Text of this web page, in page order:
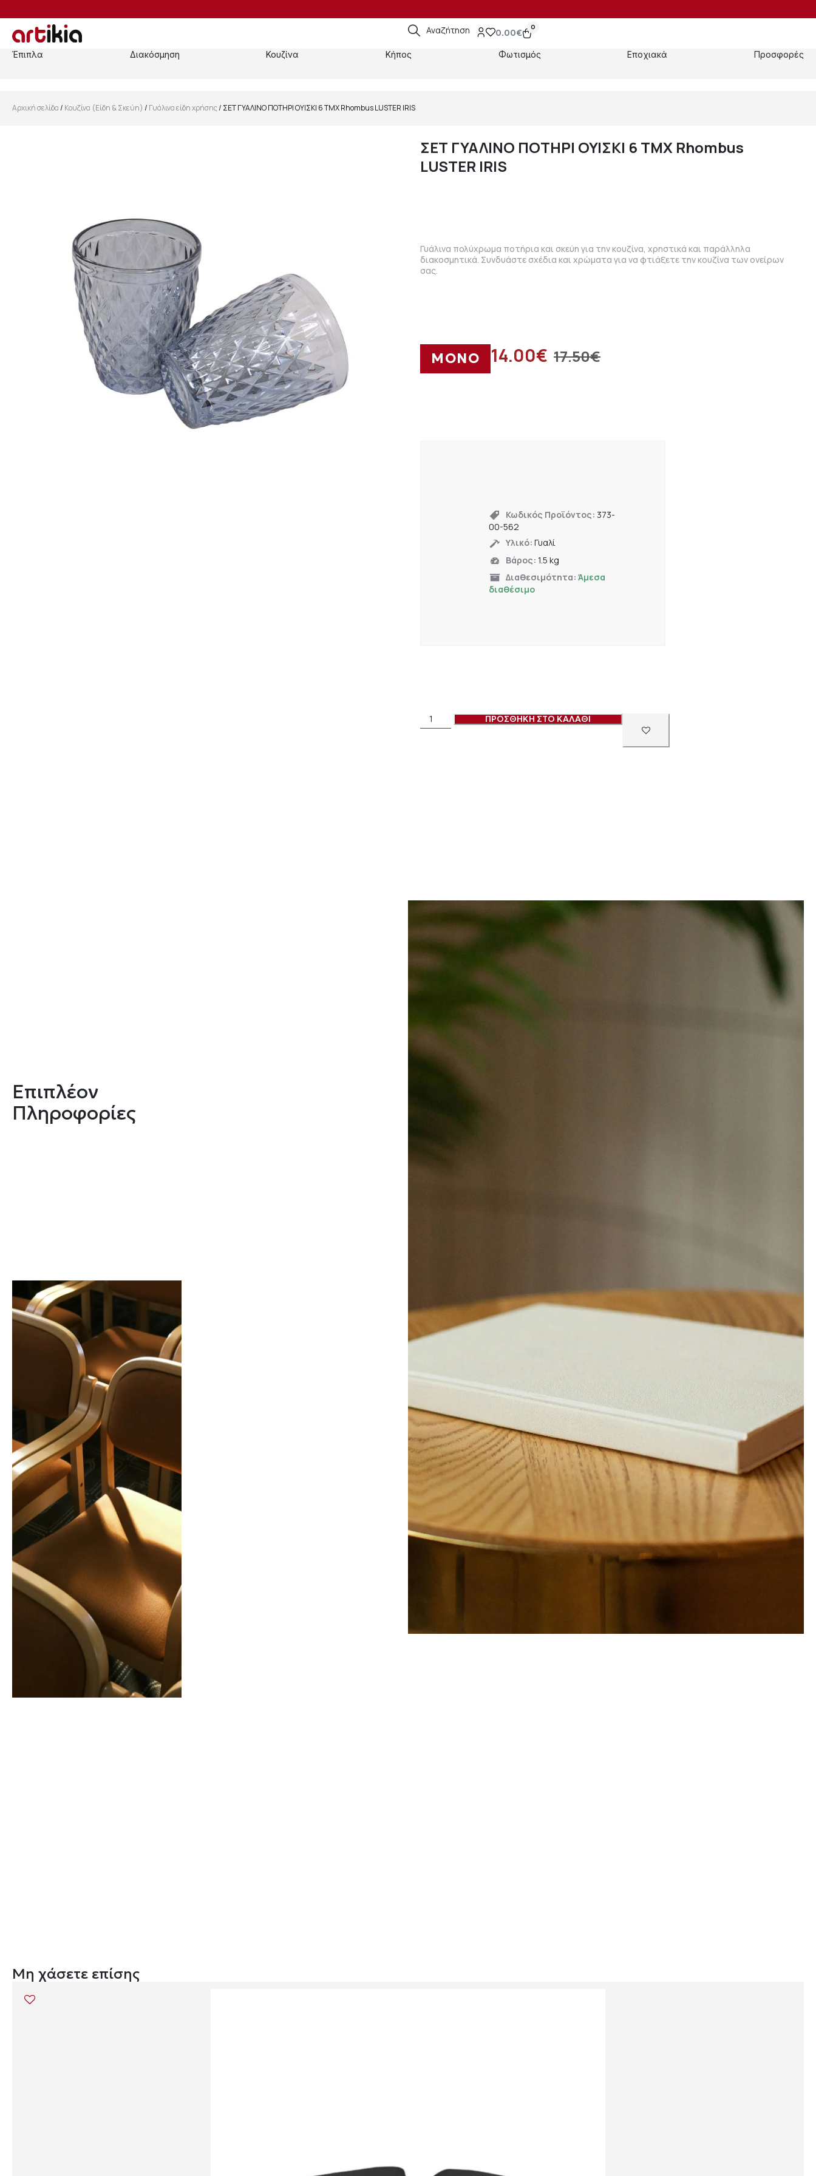
Αναζήτηση 0.00€
0
Έπιπλα Διακόσμηση Κουζίνα Κήπος Φωτισμός Εποχιακά Προσφορές
Αρχική σελίδα/ Κουζίνα (Είδη & Σκεύη) / Γυάλινα είδη χρήσης/ ΣΕΤ ΓΥΑΛΙΝΟ ΠΟΤΗΡΙ ΟΥΙΣΚΙ 6 ΤΜΧ Rhombus LUSTER IRIS
ΣΕΤ ΓΥΑΛΙΝΟ ΠΟΤΗΡΙ ΟΥΙΣΚΙ 6 ΤΜΧ Rhombus
LUSTER IRIS
Γυάλινα πολύχρωμα ποτήρια και σκεύη για την κουζίνα, χρηστικά και παράλληλα
διακοσμητικά. Συνδυάστε σχέδια και χρώματα για να φτιάξετε την κουζίνα των ονείρων
σας.
ΜΟΝΟ 17.50€
14.00€
Κωδικός Προϊόντος: 373-
00-562
Υλικό: Γυαλί
Βάρος: 1.5 kg
Διαθεσιμότητα: Άμεσα
διαθέσιμο
ΠΡΟΣΘΗΚΗ ΣΤΟ ΚΑΛΑΘΙ
Επιπλέον
Πληροφορίες
Μη χάσετε επίσης